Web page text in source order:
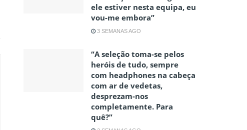
ele estiver nesta equipa, eu
vou-me embora”
3 SEMANAS AGO
“A seleção toma-se pelos
heróis de tudo, sempre
com headphones na cabeça
com ar de vedetas,
desprezam-nos
completamente. Para
quê?”